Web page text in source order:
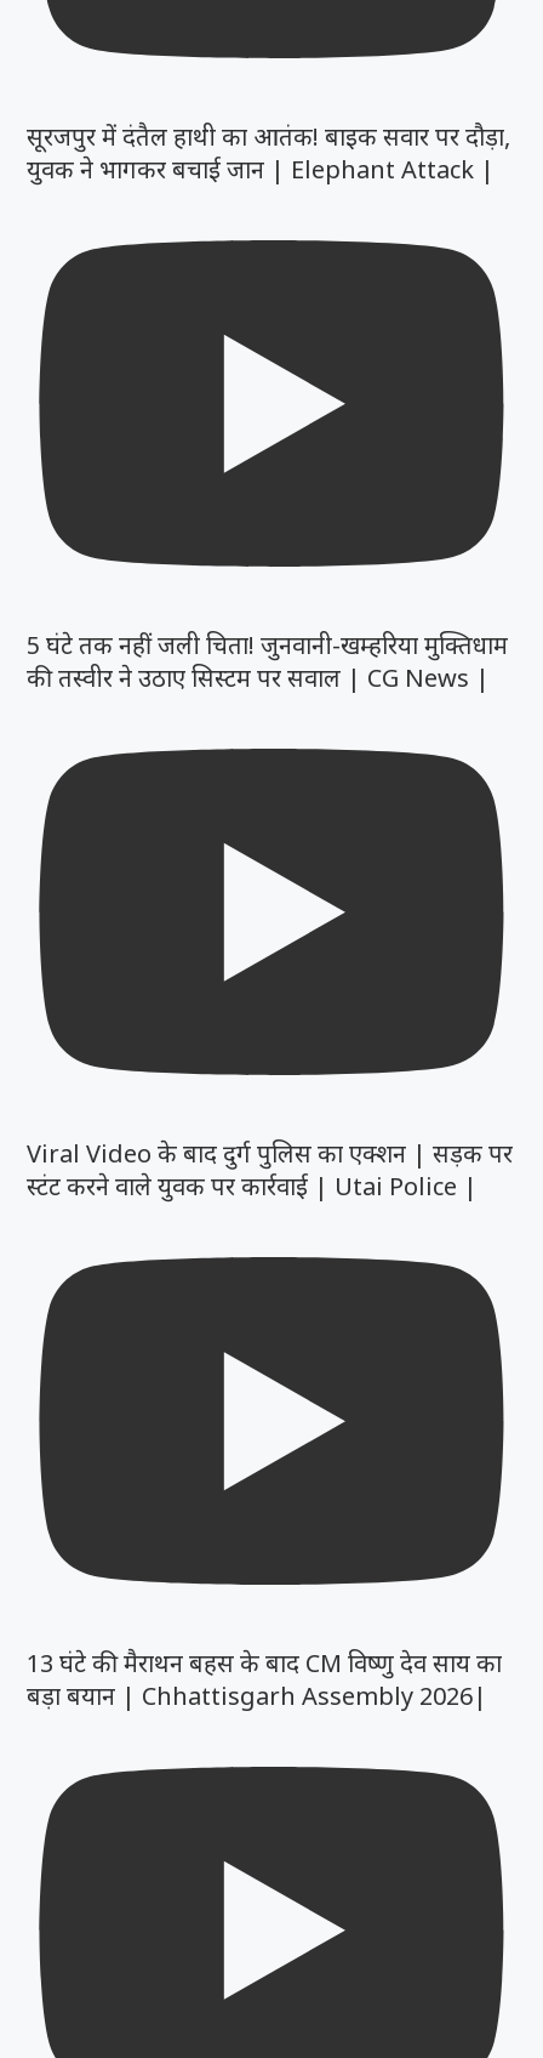
सूरजपुर में दंतैल हाथी का आतंक! बाइक सवार पर दौड़ा,
युवक ने भागकर बचाई जान | Elephant Attack |
5 घंटे तक नहीं जली चिता! जुनवानी-खम्हरिया मुक्तिधाम
की तस्वीर ने उठाए सिस्टम पर सवाल | CG News |
Viral Video के बाद दुर्ग पुलिस का एक्शन | सड़क पर
स्टंट करने वाले युवक पर कार्रवाई | Utai Police |
13 घंटे की मैराथन बहस के बाद CM विष्णु देव साय का
बड़ा बयान | Chhattisgarh Assembly 2026|